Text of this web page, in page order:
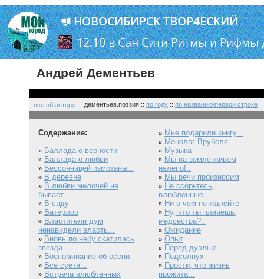
Андрей Дементьев
все об авторе дементьев.поэзия :: по году :: по названию/первой строке
Содержание:
» Баллада о верности
» Баллада о любви
» Бессонницей измотаны...
» В деревне
» В любви мелочей не
бывает...
» В саду
» Ватерлоо
» Властители дум
ненавидели власть...
» Вновь по небу скатилась
звезда...
» Воспоминание об осени
» Все суета...
» Встреча влюбленных
» Мне подарили книгу...
» Монолог Врубеля
» Музыка
» Мы на земле живем
нелепо!..
» Мы речи произносим
» Не ссорьтесь,
влюбленные...
» Ни о чем не жалейте
» Ну, что ты плачешь,
медсестра?..
» Ожидание
» Опыт
» Перед дуэлью
» Подсолнух
» Прости, что жизнь
прожита...